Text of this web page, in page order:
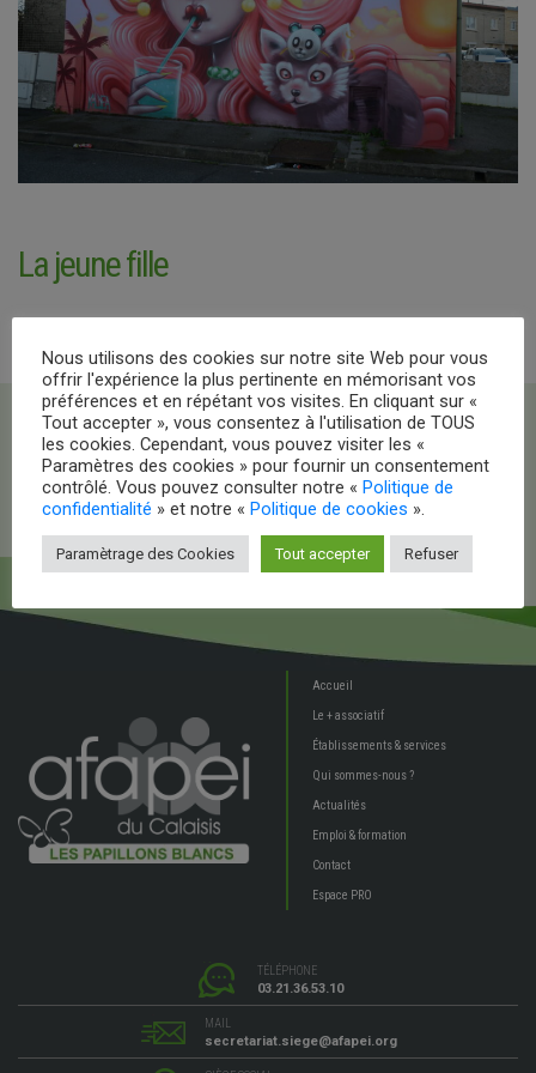
La jeune fille
Accueil
Le + associatif
Établissements & services
Qui sommes-nous ?
Actualités
Emploi & formation
Contact
Espace PRO
TÉLÉPHONE
03.21.36.53.10
MAIL
secretariat.siege@afapei.org
Nous utilisons des cookies sur notre site Web pour vous
offrir l'expérience la plus pertinente en mémorisant vos
préférences et en répétant vos visites. En cliquant sur «
Tout accepter », vous consentez à l'utilisation de TOUS
les cookies. Cependant, vous pouvez visiter les «
Paramètres des cookies » pour fournir un consentement
contrôlé. Vous pouvez consulter notre « Politique de
confidentialité » et notre « Politique de cookies ».
Paramètrage des Cookies Tout accepter Refuser